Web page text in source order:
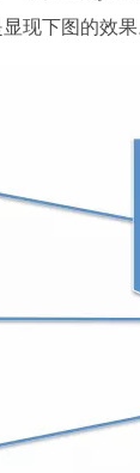
现下图的效果